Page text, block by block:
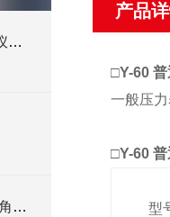
Y-100普通压力表上海自动化仪表四厂产品介绍
WRE2-530活动法兰防水式直角双支热电偶
产品
□Y-60
一般压
□Y-60
型